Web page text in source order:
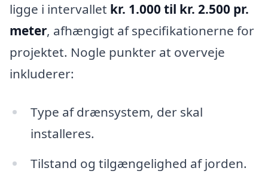
ligge i intervallet kr. 1.000 til kr. 2.500 pr.
meter, afhængigt af specifikationerne for
projektet. Nogle punkter at overveje
inkluderer:
Type af drænsystem, der skal
installeres.
Tilstand og tilgængelighed af jorden.